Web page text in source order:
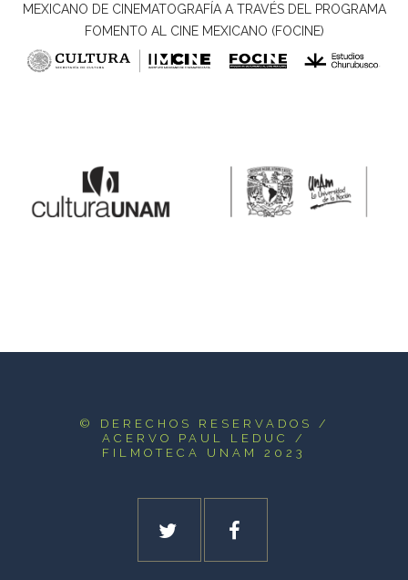
MEXICANO DE CINEMATOGRAFÍA A TRAVÉS DEL PROGRAMA
FOMENTO AL CINE MEXICANO (FOCINE)
© DERECHOS RESERVADOS
/
ACERVO PAUL LEDUC /
FILMOTECA UNAM 2023